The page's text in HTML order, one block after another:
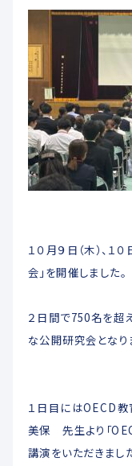
各種
１０月９日（木）、１
会」を開催しました。
２日間で750名を超
な公開研究会となり
１日目にはOECD
美保 先生より「
講演をいただきまし